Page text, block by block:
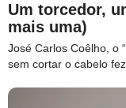
Um torcedor,
mais uma)
José Carlos Coêlho, o
sem cortar o cabelo